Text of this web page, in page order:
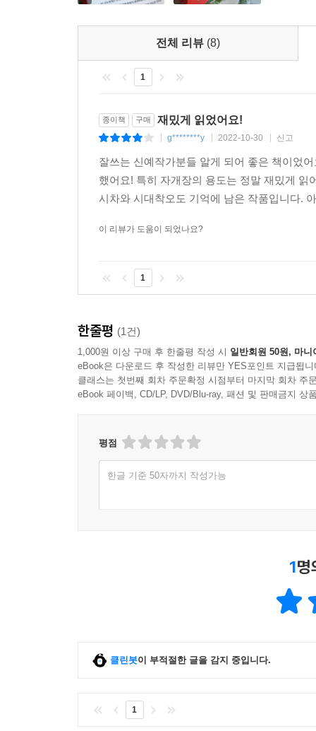
전체 리뷰 (8)
1
종이책 구매 재밌게 읽었어요!
g********y 2022-10-30 신고
잘쓰는 신예작가분들 알게 되어 좋은 책이었
했어요! 특히 자개장의 용도는 정말 재밌게
시차와 시대착오도 기억에 남은 작품입니다.
이 리뷰가 도움이 되었나요?
1
한줄평 (1건)
1,000원 이상 구매 후 한줄평 작성 시 일반회원 50원, 마니
eBook은 다운로드 후 작성한 리뷰만 YES포인트 지급됩니
클래스는 첫번째 회차 주문확정 시점부터 마지막 회차 주
eBook 페이백, CD/LP, DVD/Blu-ray, 패션 및 판매금지 상
평점
한글 기준 50자까지 작성가능
1명
클린봇이 부적절한 글을 감지 중입니다.
1